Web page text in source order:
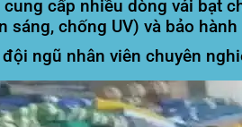
cung cấp nhiều dòng vải bạt
sáng, chống UV) và bảo hành
ngũ nhân viên chuyên